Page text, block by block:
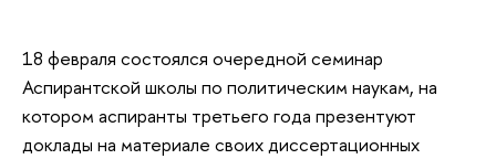
18 февраля состоялся очередной семинар
Аспирантской школы по политическим наукам, на
котором аспиранты третьего года презентуют
доклады на материале своих диссертационных